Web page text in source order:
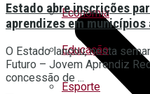
Economia
Educação
Esporte
Estado abre inscrições
aprendizes em
O Estado lançou, nesta
Futuro – Jovem Aprendiz
concessão de ...